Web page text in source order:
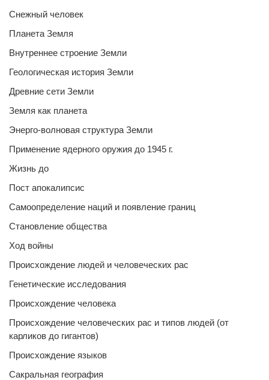
Снежный человек
Планета Земля
Внутреннее строение Земли
Геологическая история Земли
Древние сети Земли
Земля как планета
Энерго-волновая структура Земли
Применение ядерного оружия до 1945 г.
Жизнь до
Пост апокалипсис
Самоопределение наций и появление границ
Становление общества
Ход войны
Происхождение людей и человеческих рас
Генетические исследования
Происхождение человека
Происхождение человеческих рас и типов людей (от
карликов до гигантов)
Происхождение языков
Сакральная география